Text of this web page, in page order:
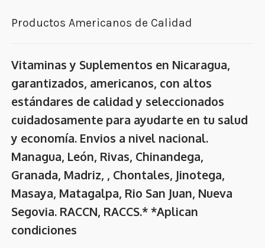
Productos Americanos de Calidad
Vitaminas y Suplementos en Nicaragua,
garantizados, americanos, con altos
estándares de calidad y seleccionados
cuidadosamente para ayudarte en tu salud
y economía. Envios a nivel nacional.
Managua, León, Rivas, Chinandega,
Granada, Madriz, , Chontales, Jinotega,
Masaya, Matagalpa, Rio San Juan, Nueva
Segovia. RACCN, RACCS.* *Aplican
condiciones